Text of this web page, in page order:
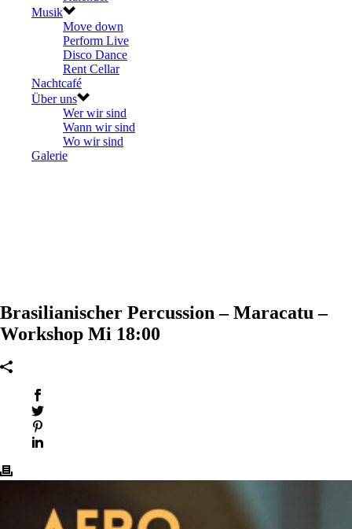
Musik
Move down
Perform Live
Disco Dance
Rent Cellar
Nachtcafé
Über uns
Wer wir sind
Wann wir sind
Wo wir sind
Galerie
Brasilianischer Percussion – Maracatu –
Workshop Mi 18:00